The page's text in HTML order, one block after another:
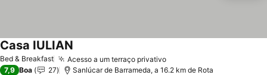
Bed & Breakfast Acesso a um terraço privativoVer preços
Casa IULIAN
7,9 Boa 27 Sanlúcar de Barrameda, a 16.2 km de Rota